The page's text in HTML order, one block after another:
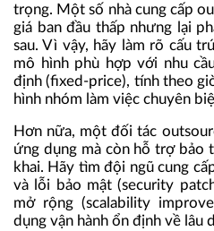
trọng. Một số nhà cung cấp
giá ban đầu thấp nhưng lại
sau. Vì vậy, hãy làm rõ cấu
mô hình phù hợp với nhu
định (fixed-price), tính theo
hình nhóm làm việc chuyên
Hơn nữa, một đối tác
ứng dụng mà còn hỗ trợ bảo
khai. Hãy tìm đội ngũ cung
và lỗi bảo mật (security
mở rộng (scalability
dụng vận hành ổn định về lâu